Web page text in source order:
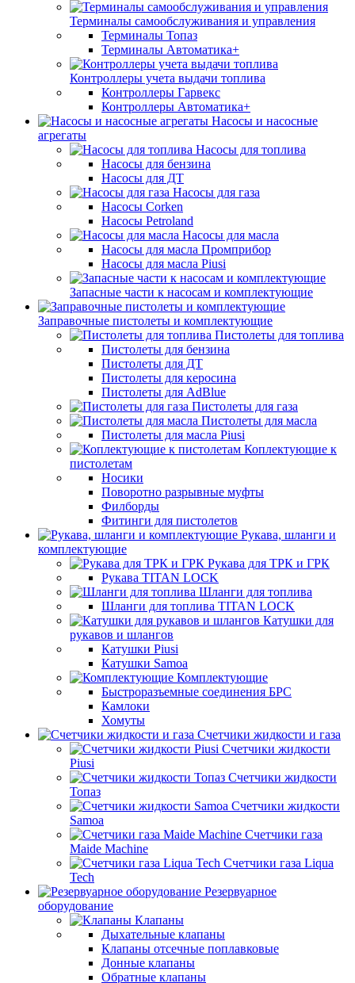
Терминалы самообслуживания и управления
Терминалы Топаз
Терминалы Автоматика+
Контроллеры учета выдачи топлива
Контроллеры Гарвекс
Контроллеры Автоматика+
Насосы и насосные
агрегаты
Насосы для топлива
Насосы для бензина
Насосы для ДТ
Насосы для газа
Насосы Corken
Насосы Petroland
Насосы для масла
Насосы для масла Промприбор
Насосы для масла Piusi
Запасные части к насосам и комплектующие
Заправочные пистолеты и комплектующие
Пистолеты для топлива
Пистолеты для бензина
Пистолеты для ДТ
Пистолеты для керосина
Пистолеты для AdBlue
Пистолеты для газа
Пистолеты для масла
Пистолеты для масла Piusi
Коплектующие к
пистолетам
Носики
Поворотно разрывные муфты
Филборды
Фитинги для пистолетов
Рукава, шланги и
комплектующие
Рукава для ТРК и ГРК
Рукава TITAN LOCK
Шланги для топлива
Шланги для топлива TITAN LOCK
Катушки для
рукавов и шлангов
Катушки Piusi
Катушки Samoa
Комплектующие
Быстроразъемные соединения БРС
Камлоки
Хомуты
Счетчики жидкости и газа
Счетчики жидкости
Piusi
Счетчики жидкости
Топаз
Счетчики жидкости
Samoa
Счетчики газа
Maide Machine
Счетчики газа Liqua
Tech
Резервуарное
оборудование
Клапаны
Дыхательные клапаны
Клапаны отсечные поплавковые
Донные клапаны
Обратные клапаны